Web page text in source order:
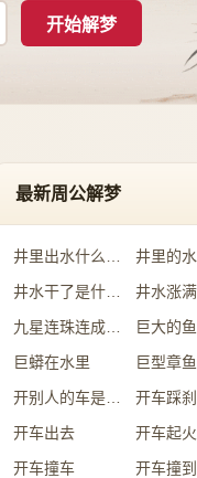
最新周公解梦
巨大的鱼
巨蟒在水里
巨型章鱼
开车出去
开车起火
开车撞车